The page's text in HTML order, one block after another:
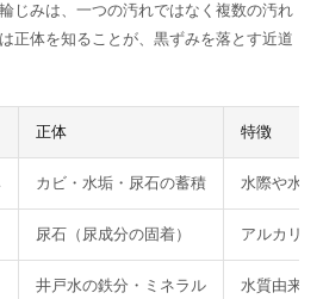
じみは、一つの汚れではなく複数の汚れ
正体を知ることが、黒ずみを落とす近道
正体 特徴
カビ・水垢・尿石の蓄積 水際や水た
尿石（尿成分の固着） アルカリ
井戸水の鉄分・ミネラル 水質由来で